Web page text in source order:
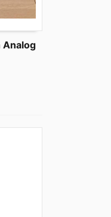
Analog